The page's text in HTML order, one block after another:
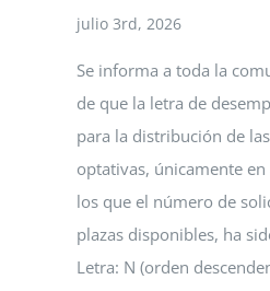
julio 3rd, 2026
Se informa a toda la
de que la letra de
para la distribución de
optativas, únicamente en
los que el número de
plazas disponibles, ha
Letra: N (orden